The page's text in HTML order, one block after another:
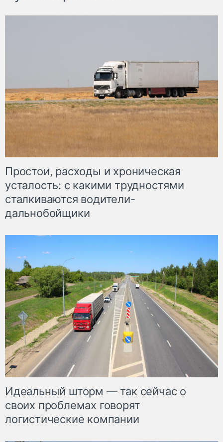
Простои, расходы и хроническая
усталость: с какими трудностями
сталкиваются водители-
дальнобойщики
Идеальный шторм — так сейчас о
своих проблемах говорят
логистические компании